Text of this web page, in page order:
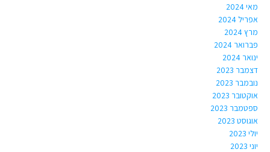
מאי 2024
אפריל 2024
מרץ 2024
פברואר 2024
ינואר 2024
דצמבר 2023
נובמבר 2023
אוקטובר 2023
ספטמבר 2023
אוגוסט 2023
יולי 2023
יוני 2023